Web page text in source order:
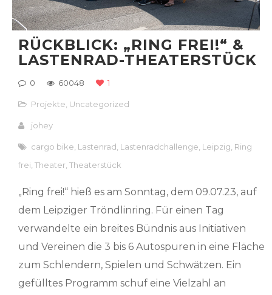
RÜCKBLICK: „RING FREI!“ &
LASTENRAD-THEATERSTÜCK
0 60048 1
Projekte Uncategorized
johey
cargo bike Lastenrad Lastenradchallenge Leipzig Ring
frei ,Theater ,Theaterstück
„Ring frei!“ hieß es am Sonntag, dem 09.07.23, auf
dem Leipziger Tröndlinring. Für einen Tag
verwandelte ein breites Bündnis aus Initiativen
und Vereinen die 3 bis 6 Autospuren in eine Fläche
zum Schlendern, Spielen und Schwätzen. Ein
gefülltes Programm schuf eine Vielzahl an